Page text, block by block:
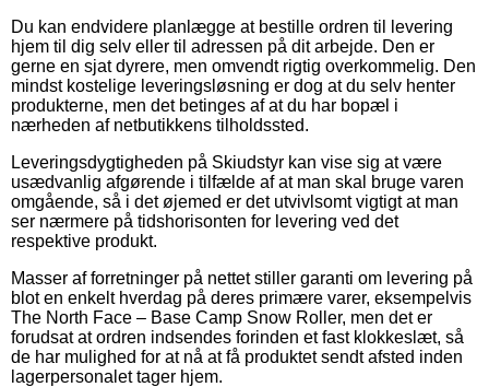
Du kan endvidere planlægge at bestille ordren til levering
hjem til dig selv eller til adressen på dit arbejde. Den er
gerne en sjat dyrere, men omvendt rigtig overkommelig. Den
mindst kostelige leveringsløsning er dog at du selv henter
produkterne, men det betinges af at du har bopæl i
nærheden af netbutikkens tilholdssted.
Leveringsdygtigheden på Skiudstyr kan vise sig at være
usædvanlig afgørende i tilfælde af at man skal bruge varen
omgående, så i det øjemed er det utvivlsomt vigtigt at man
ser nærmere på tidshorisonten for levering ved det
respektive produkt.
Masser af forretninger på nettet stiller garanti om levering på
blot en enkelt hverdag på deres primære varer, eksempelvis
The North Face – Base Camp Snow Roller, men det er
forudsat at ordren indsendes forinden et fast klokkeslæt, så
de har mulighed for at nå at få produktet sendt afsted inden
lagerpersonalet tager hjem.